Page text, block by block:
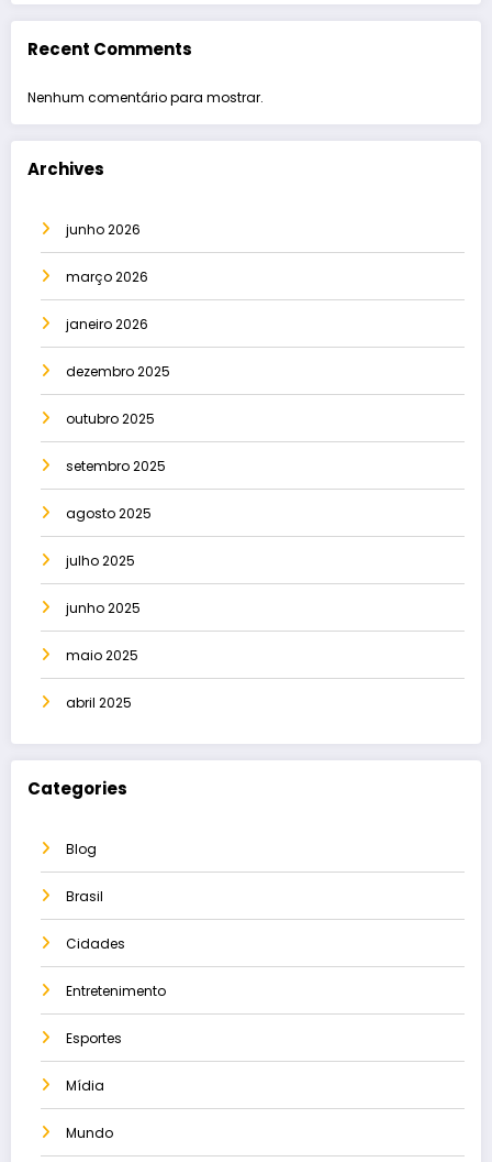
Recent Comments
Nenhum comentário para mostrar.
Archives
junho 2026
março 2026
janeiro 2026
dezembro 2025
outubro 2025
setembro 2025
agosto 2025
julho 2025
junho 2025
maio 2025
abril 2025
Categories
Blog
Brasil
Cidades
Entretenimento
Esportes
Mídia
Mundo